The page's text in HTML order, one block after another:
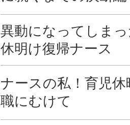
異動になってしま
休明け復帰ナース
ナースの私！育児
職にむけて